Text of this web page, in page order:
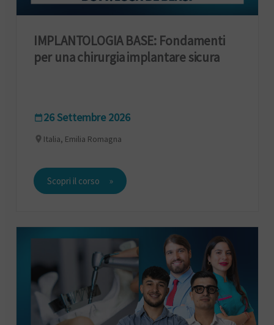
IMPLANTOLOGIA BASE: Fondamenti
per una chirurgia implantare sicura
26 Settembre 2026
Italia, Emilia Romagna
Scopri il corso